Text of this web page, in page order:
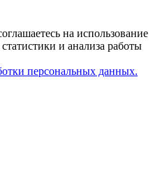
на использование
и анализа работы
персональных данных.